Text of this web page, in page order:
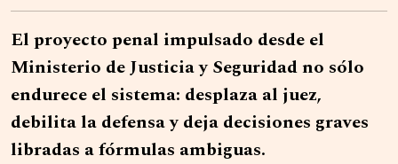
El proyecto penal impulsado desde el
Ministerio de Justicia y Seguridad no sólo
endurece el sistema: desplaza al juez,
debilita la defensa y deja decisiones graves
libradas a fórmulas ambiguas.